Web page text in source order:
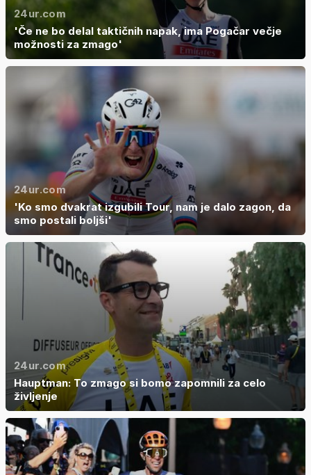
24ur.com
'Če ne bo delal taktičnih napak, ima Pogačar večje
možnosti za zmago'
24ur.com
'Ko smo dvakrat izgubili Tour, nam je dalo zagon, da
smo postali boljši'
24ur.com
Hauptman: To zmago si bomo zapomnili za celo
življenje